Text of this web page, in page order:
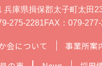
会について
事業所案
兵庫県揖保郡太子町太田
275-2281FAX：079-